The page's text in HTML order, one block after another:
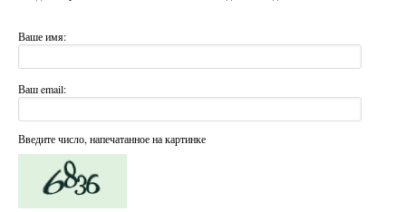
Ваше имя:
Ваш email:
Введите число, напечатанное на картинке